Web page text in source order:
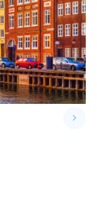
keyboard_arrow_right